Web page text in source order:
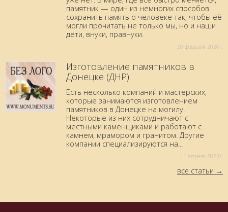
памятник — один из немногих способов
сохранить память о человеке так, чтобы её
могли прочитать не только мы, но и наши
дети, внуки, правнуки.
20 февраля 2026г.
Изготовление памятников в
Донецке (ДНР).
Есть несколько компаний и мастерских,
которые занимаются изготовлением
памятников в Донецке на могилу.
Некоторые из них сотрудничают с
местными каменщиками и работают с
камнем, мрамором и гранитом. Другие
компании специализируются на...
11 aпреля 2023г.
все статьи